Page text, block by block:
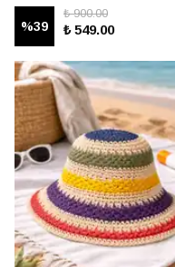
%39
₺ 900.00
₺ 549.00